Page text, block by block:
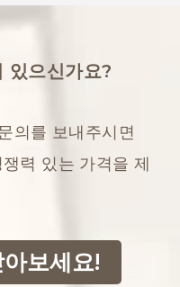
있으신가요?
의를 보내주시면
력 있는 가격을 제
보세요!